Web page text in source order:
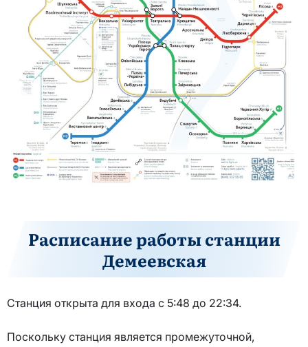
Расписание работы станции
Демеевская
Станция открыта для входа с 5:48 до 22:34.
Поскольку станция является промежуточной,